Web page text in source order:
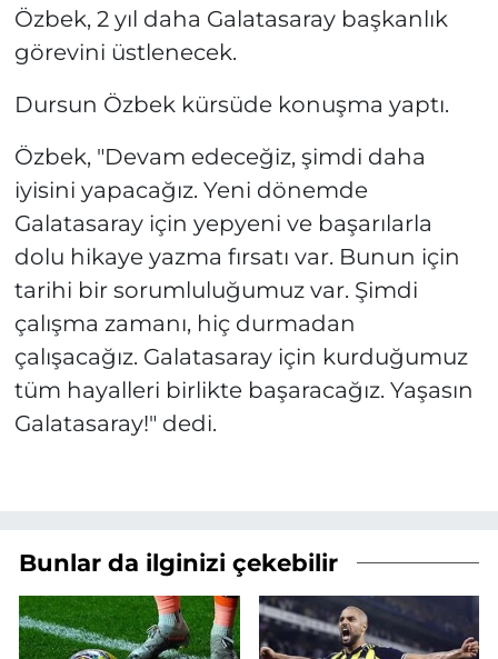
Özbek, 2 yıl daha Galatasaray başkanlık
görevini üstlenecek.
Dursun Özbek kürsüde konuşma yaptı.
Özbek, "Devam edeceğiz, şimdi daha
iyisini yapacağız. Yeni dönemde
Galatasaray için yepyeni ve başarılarla
dolu hikaye yazma fırsatı var. Bunun için
tarihi bir sorumluluğumuz var. Şimdi
çalışma zamanı, hiç durmadan
çalışacağız. Galatasaray için kurduğumuz
tüm hayalleri birlikte başaracağız. Yaşasın
Galatasaray!" dedi.
Bunlar da ilginizi çekebilir